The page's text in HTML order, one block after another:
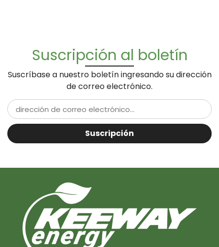
Suscripción al boletín
Suscríbase a nuestro boletín ingresando su dirección
de correo electrónico.
Suscripción